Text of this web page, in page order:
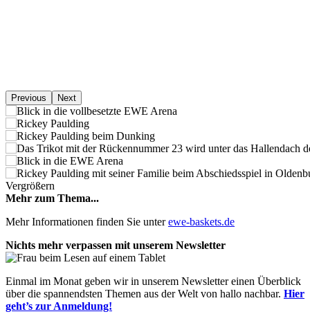
Previous Next
Vergrößern
Mehr zum Thema...
Mehr Informationen finden Sie unterewe-baskets.de
Nichts mehr verpassen mit unserem Newsletter
Einmal im Monat geben wir in unserem Newsletter einen Überblick
über die spannendsten Themen aus der Welt von hallo nachbar. Hier
geht’s zur Anmeldung!